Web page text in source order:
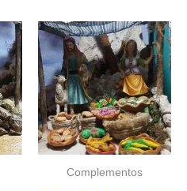
Complementos